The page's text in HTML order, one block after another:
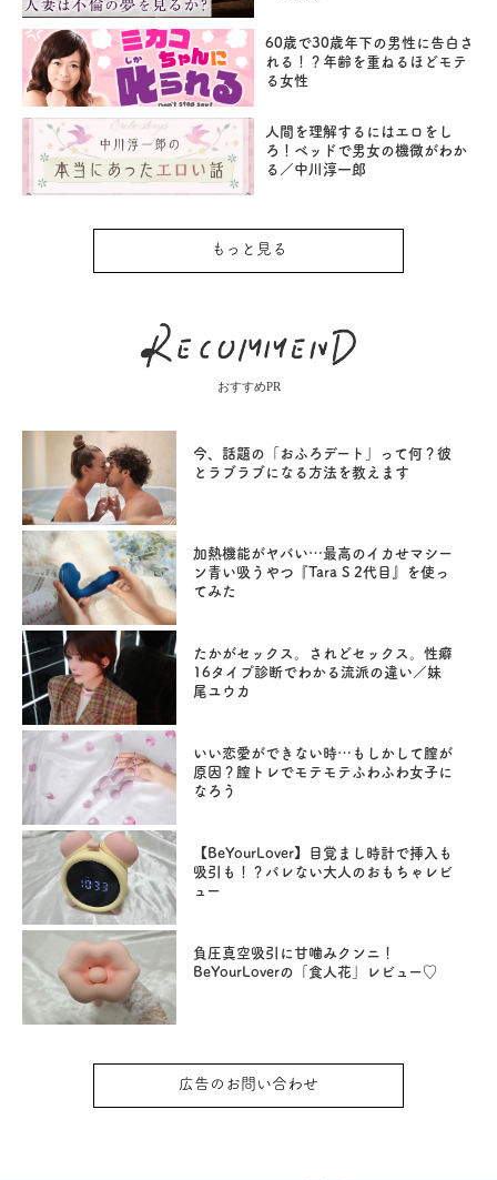
60歳で30歳年下の男性に告白さ
れる！？年齢を重ねるほどモテ
る女性
人間を理解するにはエロをし
ろ！ベッドで男女の機微がわか
る／中川淳一郎
もっと見る
おすすめPR
今、話題の「おふろデート」って何？彼
とラブラブになる方法を教えます
加熱機能がヤバい…最高のイカせマシー
ン青い吸うやつ『Tara S 2代目』を使っ
てみた
たかがセックス。されどセックス。性癖
16タイプ診断でわかる流派の違い／妹
尾ユウカ
いい恋愛ができない時…もしかして膣が
原因？膣トレでモテモテふわふわ女子に
なろう
【BeYourLover】目覚まし時計で挿入も
吸引も！？バレない大人のおもちゃレビ
ュー
負圧真空吸引に甘噛みクンニ！
BeYourLoverの「食人花」レビュー♡
広告のお問い合わせ